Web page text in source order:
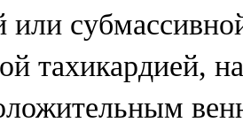
или
тахикардией,